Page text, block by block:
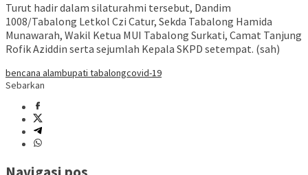
Turut hadir dalam silaturahmi tersebut, Dandim
1008/Tabalong Letkol Czi Catur, Sekda Tabalong Hamida
Munawarah, Wakil Ketua MUI Tabalong Surkati, Camat Tanjung
Rofik Aziddin serta sejumlah Kepala SKPD setempat. (sah)
bencana alambupati tabalongcovid-19
Sebarkan